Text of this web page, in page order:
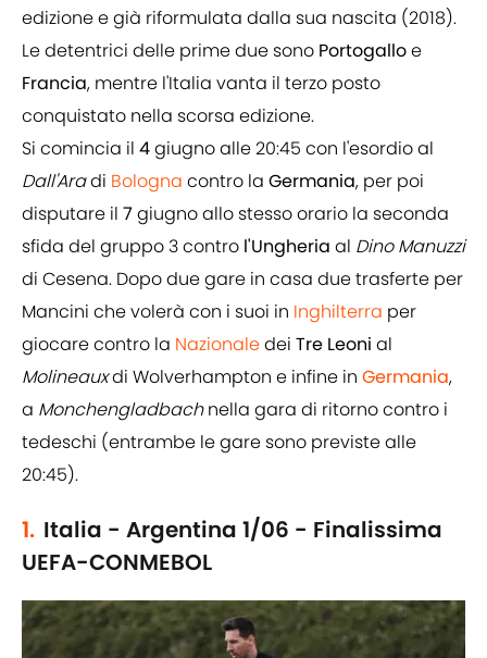
edizione e già riformulata dalla sua nascita (2018).
Le detentrici delle prime due sono Portogalloe
Francia, mentre l'Italia vanta il terzo posto
conquistato nella scorsa edizione.
Si comincia il 4giugno alle 20:45 con l'esordio al
Dall'Aradi Bologna contro la Germania, per poi
disputare il 7 giugno allo stesso orario la seconda
sfida del gruppo 3 contro l'Ungheria al Dino Manuzzi
di Cesena. Dopo due gare in casa due trasferte per
Mancini che volerà con i suoi in Inghilterra per
giocare contro la Nazionaledei Tre Leoni al
Molineauxdi Wolverhampton e infine in Germania,
a Monchengladbachnella gara di ritorno contro i
tedeschi (entrambe le gare sono previste alle
20:45).
1. Italia - Argentina 1/06 - Finalissima
UEFA-CONMEBOL